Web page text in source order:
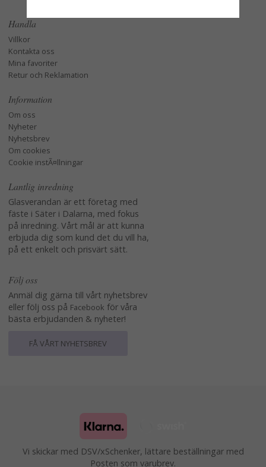
Handla
Villkor
Kontakta oss
Mina favoriter
Retur och Reklamation
Information
Om oss
Nyheter
Nyhetsbrev
Om cookies
Cookie instÃ¤llningar
Lantlig inredning
Glasverandan är ett företag med
fäste i Säter i Dalarna, med fokus
på inredning. Vårt mål är att kunna
erbjuda dig som kund det du vill ha,
på ett enkelt och prisvärt sätt.
Följ oss
Anmäl dig gärna till vårt nyhetsbrev
eller följ oss på Facebook för våra
bästa erbjudanden & nyheter!
FÅ VÅRT NYHETSBREV
Vi skickar med DSV/xSchenker, lättare beställningar med
Posten som varubrev.